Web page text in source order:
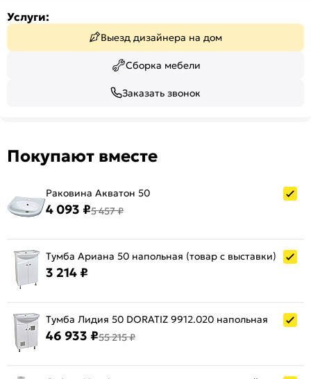
Услуги:
Выезд дизайнера на дом
Сборка мебели
Заказать звонок
Покупают вместе
Раковина Акватон 50
4 093 ₽5 457 ₽
Тумба Ариана 50 напольная (товар с выставки)
3 214 ₽
Тумба Лидия 50 DORATIZ 9912.020 напольная
46 933 ₽55 215 ₽